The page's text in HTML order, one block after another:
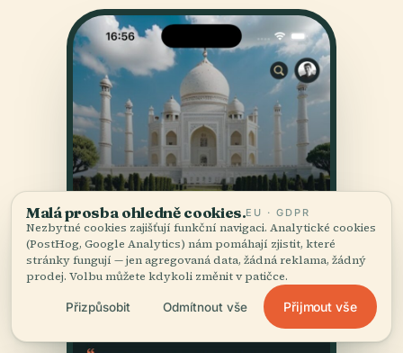
Malá prosba ohledně cookies.EU · GDPR
Nezbytné cookies zajišťují funkční navigaci. Analytické cookies
(PostHog, Google Analytics) nám pomáhají zjistit, které
stránky fungují — jen agregovaná data, žádná reklama, žádný
prodej. Volbu můžete kdykoli změnit v patičce.
Přizpůsobit Odmítnout vše Přijmout vše